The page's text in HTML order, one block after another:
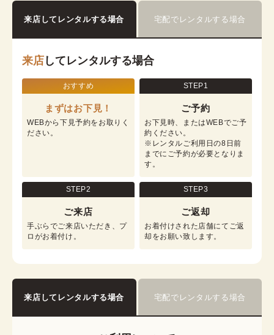
来店してレンタルする場合 宅配でレンタルする場合
来店 してレンタルする場合
おすすめ
まずはお下見！
WEBから下見予約をお取りく
ださい。
STEP1
ご予約
お下見時、またはWEBでご予
約ください。
※レンタルご利用日の8日前
までにご予約が必要となりま
す。
STEP2
ご来店
手ぶらでご来店いただき、プ
ロがお着付け。
STEP3
ご返却
お着付けされた店舗にてご返
却をお願い致します。
来店してレンタルする場合 宅配でレンタルする場合